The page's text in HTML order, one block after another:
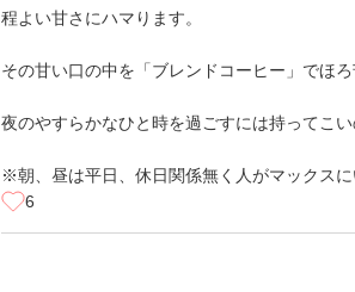
程よい甘さにハマります。
その甘い口の中を「ブレンドコーヒー」でほ
夜のやすらかなひと時を過ごすには持ってこい
※朝、昼は平日、休日関係無く人がマックスに
6